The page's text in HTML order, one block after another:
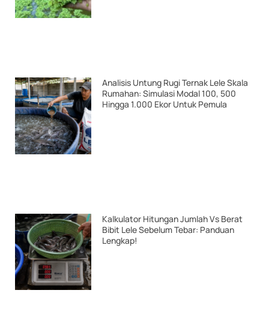
Analisis Untung Rugi Ternak Lele Skala
Rumahan: Simulasi Modal 100, 500
Hingga 1.000 Ekor Untuk Pemula
Kalkulator Hitungan Jumlah Vs Berat
Bibit Lele Sebelum Tebar: Panduan
Lengkap!